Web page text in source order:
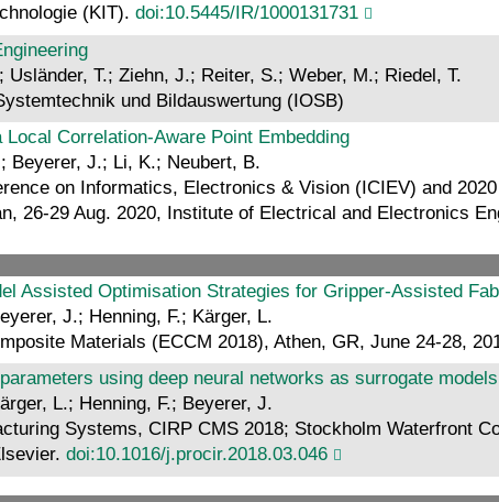
(KIT). doi:10.5445/IR/1000131731
T.; Ziehn, J.; Reiter, S.; Weber, M.; Riedel, T.
und Bildauswertung (IOSB)
Correlation-Aware Point Embedding
Beyerer, J.; Li, K.; Neubert, B.
on Informatics, Electronics & Vision (ICIEV) and
26-29 Aug. 2020, Institute of Electrical and Electronics
Assisted Optimisation Strategies for Gripper-Assisted
J.; Henning, F.; Kärger, L.
Materials (ECCM 2018), Athen, GR, June 24-28,
using deep neural networks as surrogate models
L.; Henning, F.; Beyerer, J.
Systems, CIRP CMS 2018; Stockholm Waterfront
doi:10.1016/j.procir.2018.03.046